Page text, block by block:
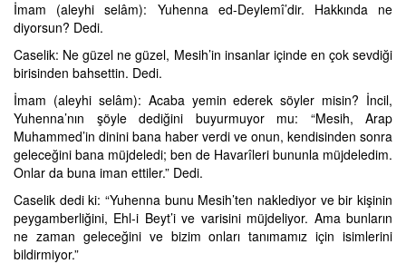
İmam (aleyhi selâm): Yuhenna ed-Deylemî’dir. Hakkında ne
diyorsun? Dedi.
Caselik: Ne güzel ne güzel, Mesih’in insanlar içinde en çok sevdiği
birisinden bahsettin. Dedi.
İmam (aleyhi selâm): Acaba yemin ederek söyler misin? İncil,
Yuhenna’nın şöyle dediğini buyurmuyor mu: “Mesih, Arap
Muhammed’in dinini bana haber verdi ve onun, kendisinden sonra
geleceğini bana müjdeledi; ben de Havarîleri bununla müjdeledim.
Onlar da buna iman ettiler.” Dedi.
Caselik dedi ki: “Yuhenna bunu Mesih’ten naklediyor ve bir kişinin
peygamberliğini, Ehl-i Beyt’i ve varisini müjdeliyor. Ama bunların
ne zaman geleceğini ve bizim onları tanımamız için isimlerini
bildirmiyor.”